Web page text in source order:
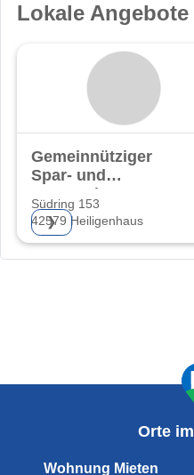
Lokale Angebote
Gemeinnütziger
Spar- und
Bauverein eG
Südring 153
42579 Heiligenhaus
❯
Orte
Wohnung Mieten